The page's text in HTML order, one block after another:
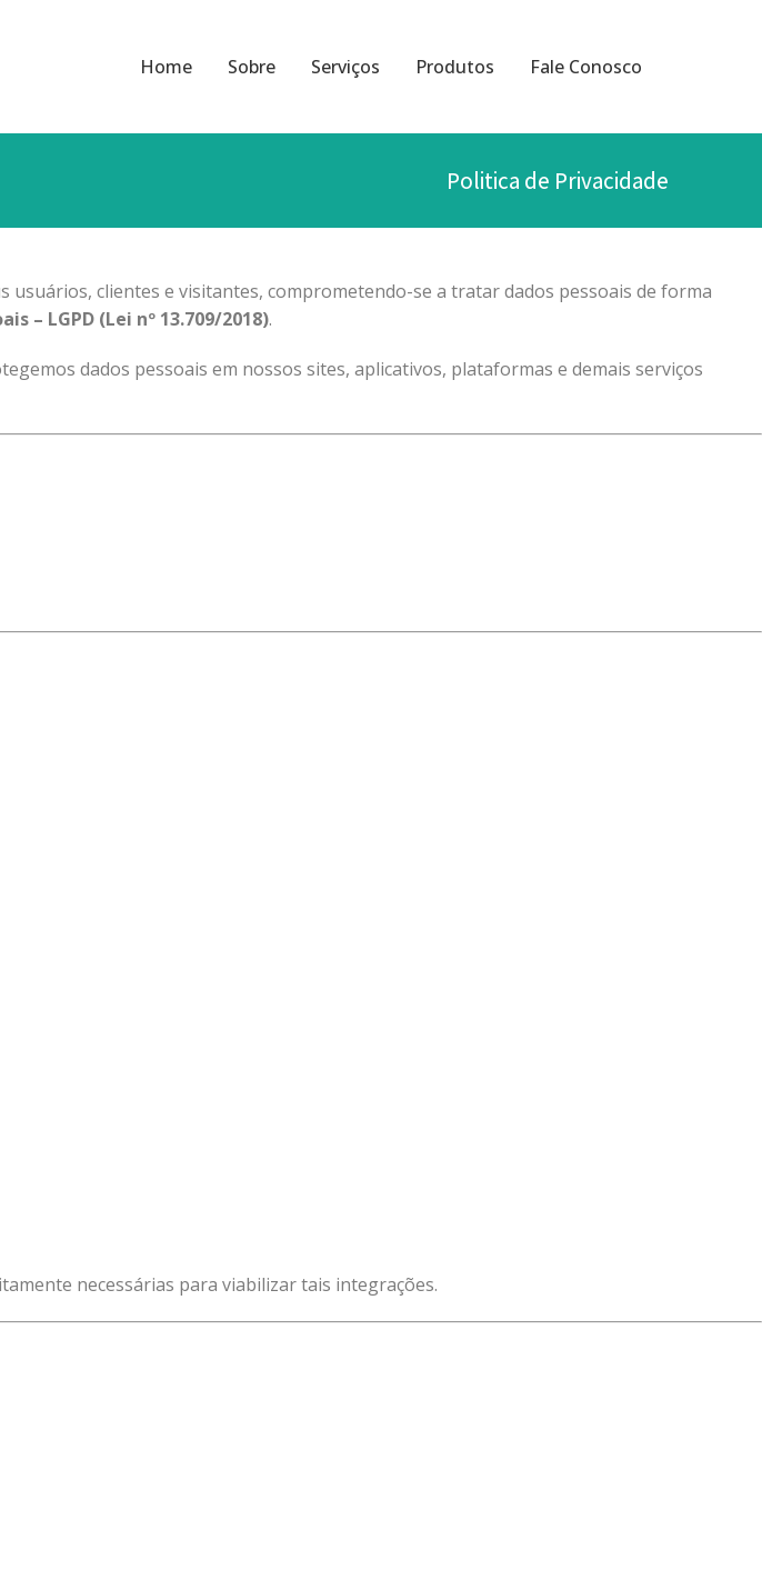
Home Sobre Serviços Produtos Fale Conosco
Politica de Privacidade
usuários, clientes e visitantes, comprometendo-se a tratar dados pessoais de forma
– LGPD (Lei nº 13.709/2018).
dados pessoais em nossos sites, aplicativos, plataformas e demais serviços
necessárias para viabilizar tais integrações.